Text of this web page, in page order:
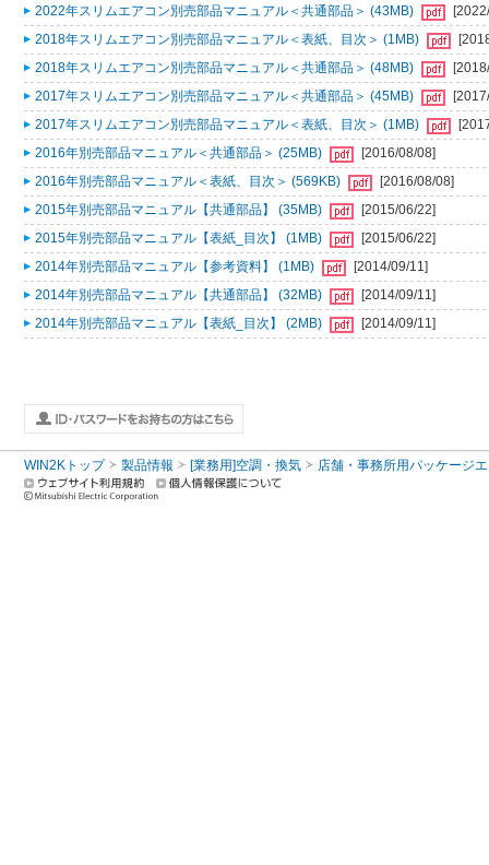
2022年スリムエアコン別売部品マニュアル＜共通部品＞ (43MB)
2018年スリムエアコン別売部品マニュアル＜表紙、目次＞ (1MB)
2018年スリムエアコン別売部品マニュアル＜共通部品＞ (48MB)
2017年スリムエアコン別売部品マニュアル＜共通部品＞ (45MB)
2017年スリムエアコン別売部品マニュアル＜表紙、目次＞ (1MB)
2016年別売部品マニュアル＜共通部品＞ (25MB)
[2016/08/08]
2016年別売部品マニュアル＜表紙、目次＞ (569KB)
[2016/08/08]
2015年別売部品マニュアル【共通部品】 (35MB)
[2015/06/22]
2015年別売部品マニュアル【表紙_目次】 (1MB)
[2015/06/22]
2014年別売部品マニュアル【参考資料】 (1MB)
[2014/09/11]
2014年別売部品マニュアル【共通部品】 (32MB)
[2014/09/11]
2014年別売部品マニュアル【表紙_目次】 (2MB)
[2014/09/11]
WIN2Kトップ 製品情報 [業務用]空調・換気 店舗・事務所用パッケージ